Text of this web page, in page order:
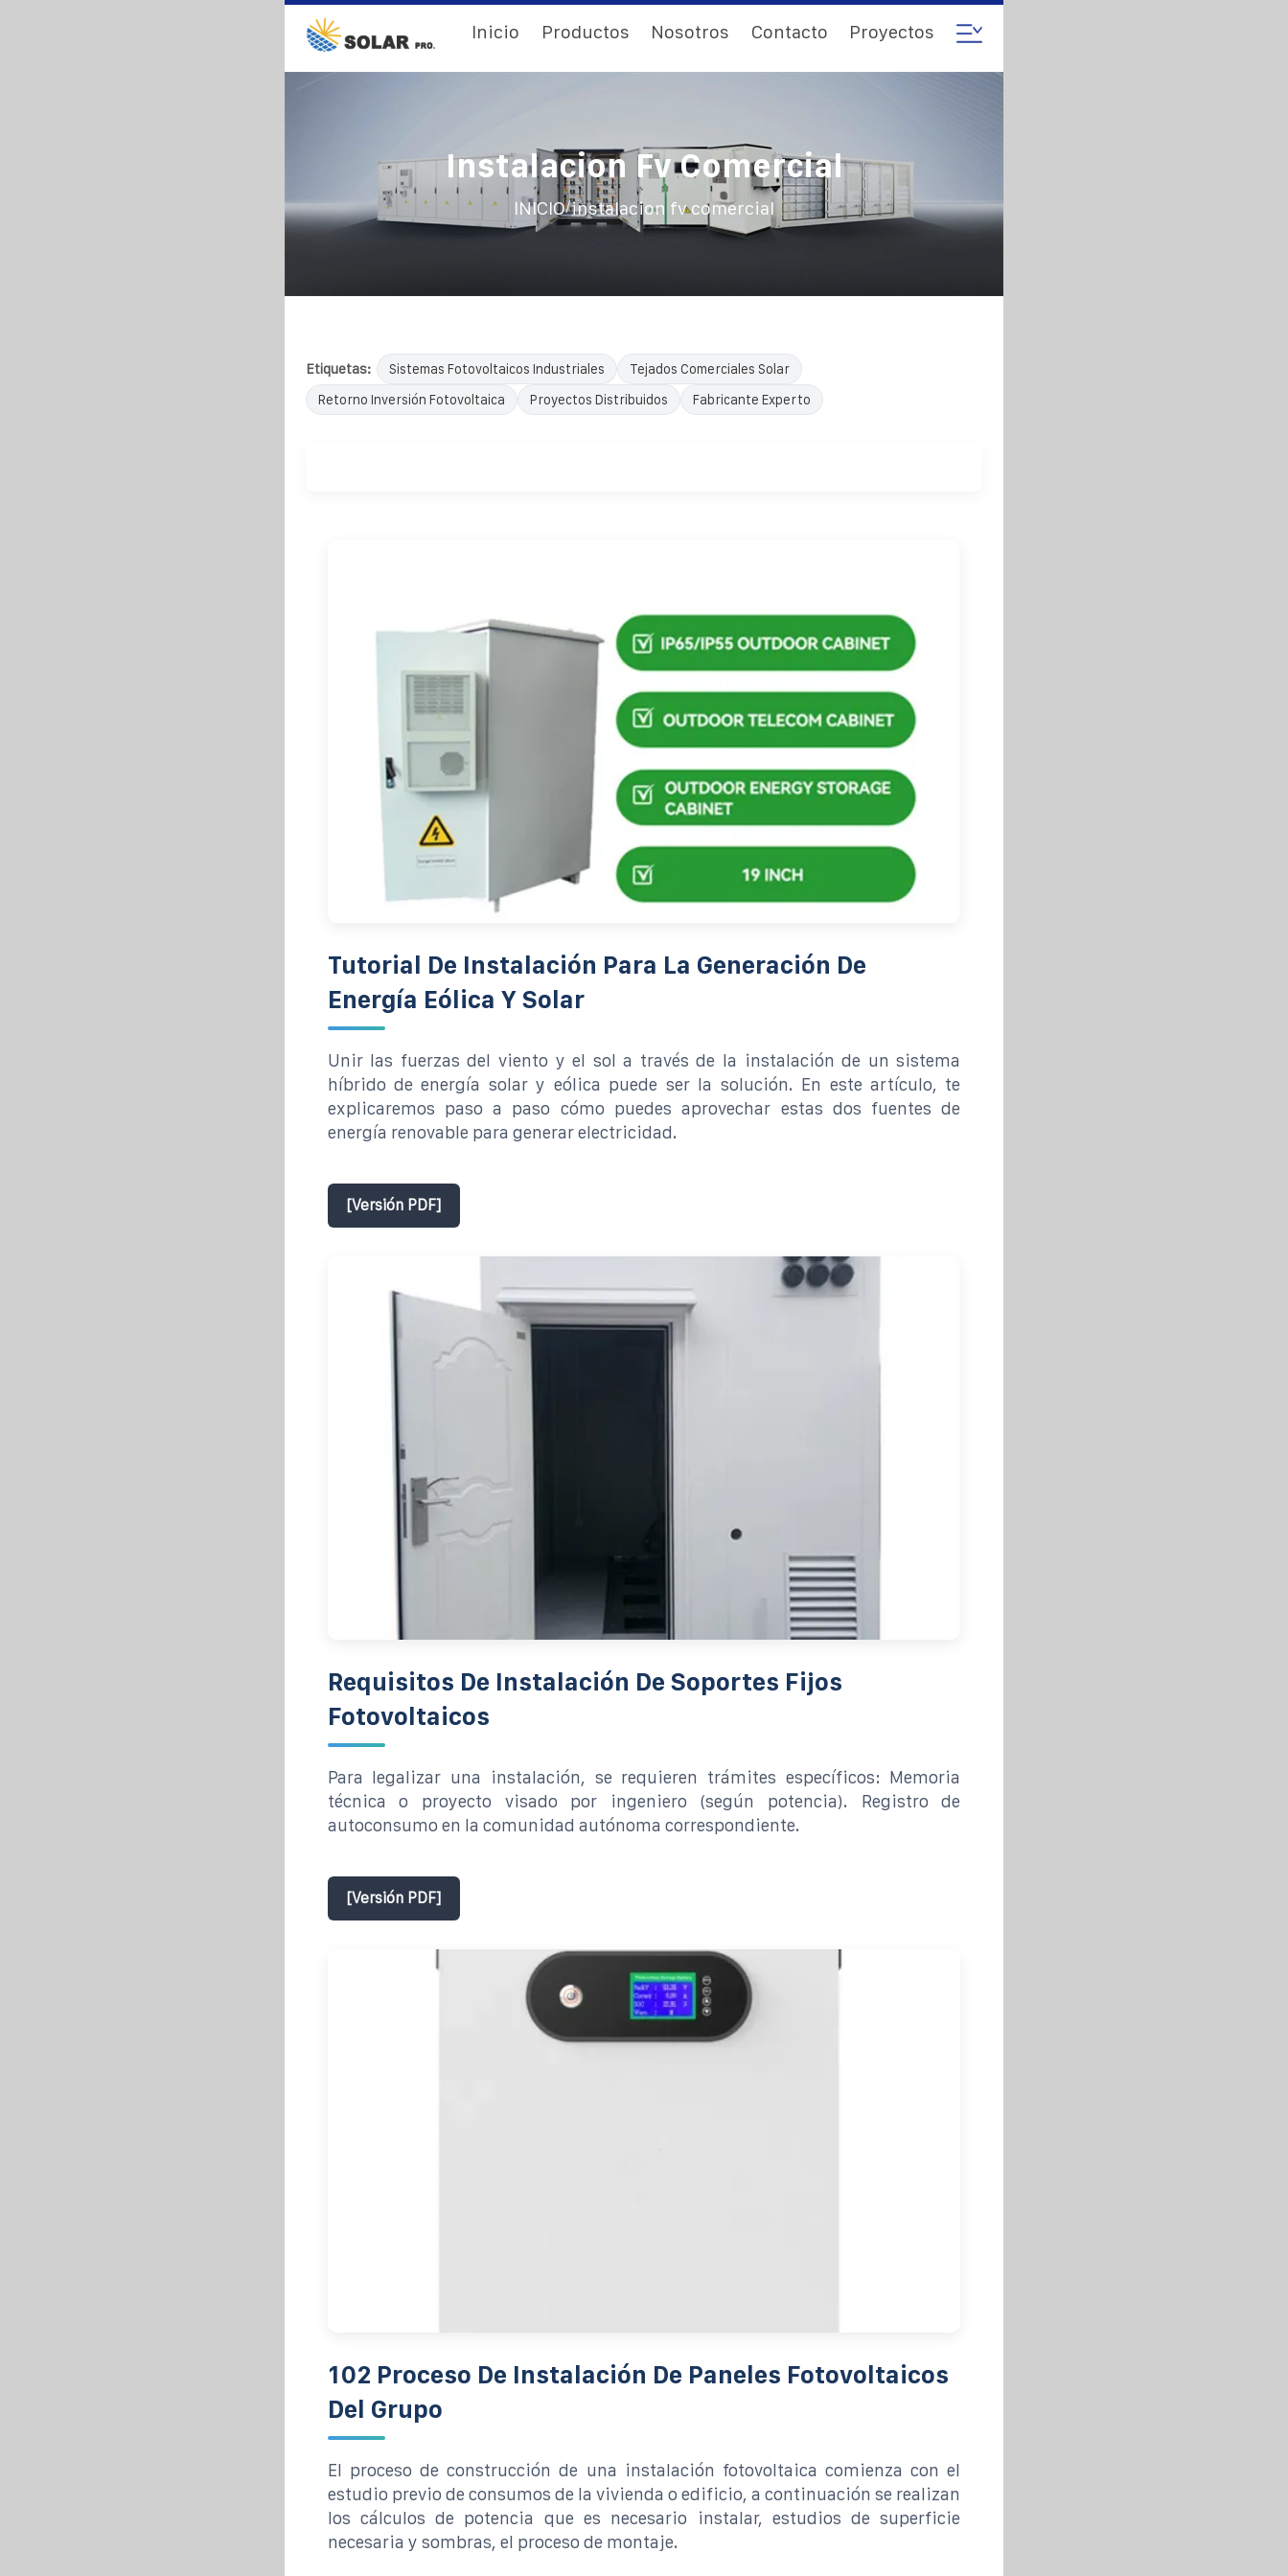
Inicio Productos Nosotros Contacto Proyectos
Instalacion Fv Comercial
INICIO/instalacion fv comercial
Etiquetas: Sistemas Fotovoltaicos Industriales
Tejados Comerciales Solar
Retorno Inversión Fotovoltaica
Proyectos Distribuidos Fabricante Experto
Tutorial De Instalación Para La Generación De
Energía Eólica Y Solar
Unir las fuerzas del viento y el sol a través de la instalación de un sistema
híbrido de energía solar y eólica puede ser la solución. En este artículo, te
explicaremos paso a paso cómo puedes aprovechar estas dos fuentes de
energía renovable para generar electricidad.
[Versión PDF]
Requisitos De Instalación De Soportes Fijos
Fotovoltaicos
Para legalizar una instalación, se requieren trámites específicos: Memoria
técnica o proyecto visado por ingeniero (según potencia). Registro de
autoconsumo en la comunidad autónoma correspondiente.
[Versión PDF]
102 Proceso De Instalación De Paneles Fotovoltaicos
Del Grupo
El proceso de construcción de una instalación fotovoltaica comienza con el
estudio previo de consumos de la vivienda o edificio, a continuación se realizan
los cálculos de potencia que es necesario instalar, estudios de superficie
necesaria y sombras, el proceso de montaje.